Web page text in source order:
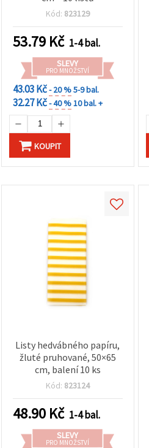
na tlačítko
Přijmout
vše
Nastavení
Kód: 823129
53.79 Kč 1-4 bal.
SLEVY
PRO MNOŽSTVÍ
43.03 Kč- 20 %5-9 bal.
32.27 Kč- 40 %10 bal. +
KOUPIT
Listy hedvábného papíru,
žluté pruhované, 50×65
cm, balení 10 ks
Kód: 823124
48.90 Kč 1-4 bal.
SLEVY
PRO MNOŽSTVÍ